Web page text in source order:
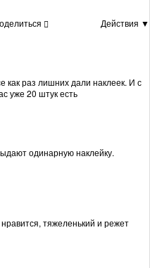
Действия ▼
как раз лишних дали наклеек. И с
уже 20 штук есть
одинарную наклейку.
тяжеленький и режет